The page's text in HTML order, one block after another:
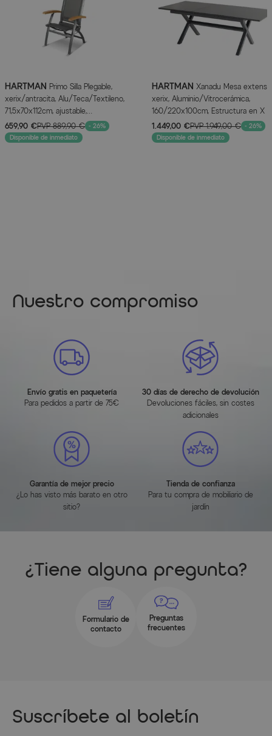
HARTMAN Primo Silla Plegable,
xerix/antracita, Alu/Teca/Textileno,
71,5x70x112cm, ajustable,
Reposabrazos de Teca
659,90 €PVP889,90 € - 26%
Disponible de inmediato
HARTMAN Xanadu Mesa
xerix, Aluminio/Vitrocerámica,
160/220x100cm, Estructura en X
1.449,00 €PVP1.949,00 € - 26%
Disponible de inmediato
Nuestro compromiso
Envío gratis en paquetería
Para pedidos a partir de 75€
30 días de derecho de devolución
Devoluciones fáciles, sin costes
adicionales
Garantía de mejor precio
¿Lo has visto más barato en otro
sitio?
Tienda de confianza
Para tu compra de mobiliario de
jardín
¿Tiene alguna pregunta?
Formulario de
contacto
Preguntas
frecuentes
Suscríbete al boletín